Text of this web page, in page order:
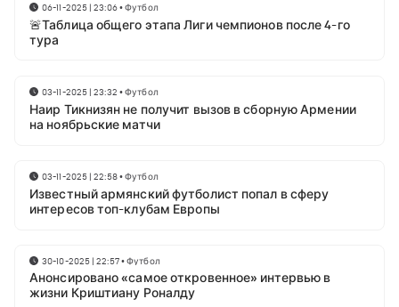
06-11-2025 | 23:06•Футбол
🚨Таблица общего этапа Лиги чемпионов после 4-го
тура
03-11-2025 | 23:32 •Футбол
Наир Тикнизян не получит вызов в сборную Армении
на ноябрьские матчи
03-11-2025 | 22:58•Футбол
Известный армянский футболист попал в сферу
интересов топ-клубам Европы
30-10-2025 | 22:57•Футбол
Анонсировано «самое откровенное» интервью в
жизни Криштиану Роналду